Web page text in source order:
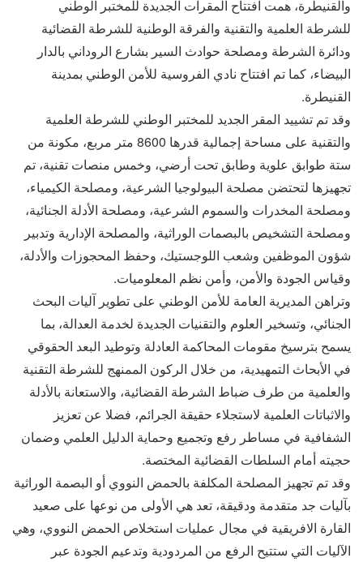
والقنيطرة، همت افتتاح المقرات الجديدة للمختبر الوطني
للشرطة العلمية والتقنية والفرقة الوطنية للشرطة القضائية
ودائرة الشرطة ومصلحة حوادث السير بشارع الروداني بالدار
البيضاء، كما تم افتتاح نادي الفروسية للأمن الوطني بمدينة
القنيطرة.
وقد تم تشييد المقر الجديد للمختبر الوطني للشرطة العلمية
والتقنية على مساحة إجمالية قدرها 8600 متر مربع، مكونة من
ستة طوابق علوية وطابق تحت أرضي، وخمس منصات تقنية، تم
تجهيزها لتحتضن مصلحة البيولوجيا الشرعية، ومصلحة الكيمياء،
ومصلحة المخدرات والسموم الشرعية، ومصلحة الأدلة الجنائية،
ومصلحة التشخيص بالبصمات الوراثية، والمصلحة الإدارية وتدبير
شؤون الموظفين وشعب اللوجستيك، وحفظ المحجوزات والأدلة،
وقياس الجودة والأمن، وأمن نظم المعلوميات.
وتراهن المديرية العامة للأمن الوطني على تطوير آليات البحث
الجنائي، وتسخير العلوم والتقنيات الجديدة لخدمة العدالة، بما
يسمح بترسيخ مقومات المحاكمة العادلة وتوطيد البعد الحقوقي
في الأبحاث التمهيدية، من خلال الركون الممنهج للشرطة التقنية
والعلمية من طرف ضباط الشرطة القضائية، والاستعانة بالأدلة
والاثباتات العلمية لاستجلاء حقيقة الجرائم، فضلا عن تعزيز
الشفافية في مساطر رفع وتجميع وحماية الدليل العلمي وضمان
حجيته أمام السلطات القضائية المختصة.
وقد تم تجهيز المصلحة المكلفة بالحمض النووي أو البصمة الوراثية
بآليات جد متقدمة ودقيقة، تعد هي الأولى من نوعها على صعيد
القارة الافريقية في مجال عمليات استخلاص الحمض النووي، وهي
الآليات التي ستتيح الرفع من المردودية وتدعيم الجودة عبر